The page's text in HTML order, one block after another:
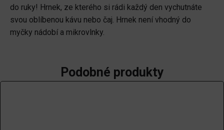
do ruky! Hrnek, ze kterého si rádi každý den vychutnáte
svou oblíbenou kávu nebo čaj. Hrnek není vhodný do
myčky nádobí a mikrovlnky.
Podobné produkty